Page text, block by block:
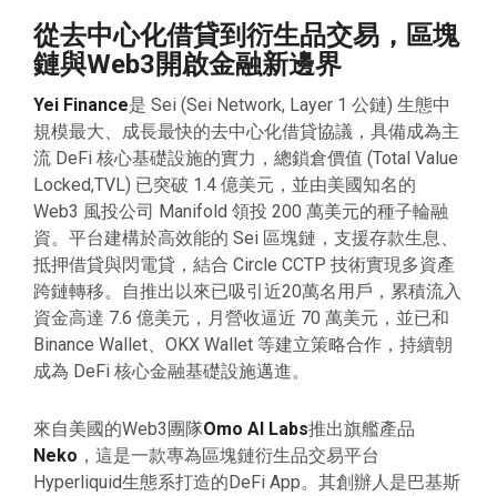
從去中心化借貸到衍生品交易，區塊
鏈與Web3開啟金融新邊界
Yei Finance是 Sei (Sei Network, Layer 1 公鏈) 生態中
規模最大、成長最快的去中心化借貸協議，具備成為主
流 DeFi 核心基礎設施的實力，總鎖倉價值 (Total Value
Locked,TVL) 已突破 1.4 億美元，並由美國知名的
Web3 風投公司 Manifold 領投 200 萬美元的種子輪融
資。平台建構於高效能的 Sei 區塊鏈，支援存款生息、
抵押借貸與閃電貸，結合 Circle CCTP 技術實現多資產
跨鏈轉移。自推出以來已吸引近20萬名用戶，累積流入
資金高達 7.6 億美元，月營收逼近 70 萬美元，並已和
Binance Wallet、OKX Wallet 等建立策略合作，持續朝
成為 DeFi 核心金融基礎設施邁進。
來自美國的Web3團隊Omo AI Labs推出旗艦產品
Neko ，這是一款專為區塊鏈衍生品交易平台
Hyperliquid生態系打造的DeFi App。其創辦人是巴基斯